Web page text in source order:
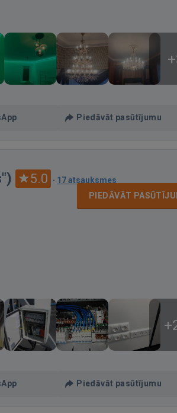
Piedāvāt pasūtījumu
5.0 · 17 atsauksmes
PIEDĀVĀT
Piedāvāt pasūtījumu